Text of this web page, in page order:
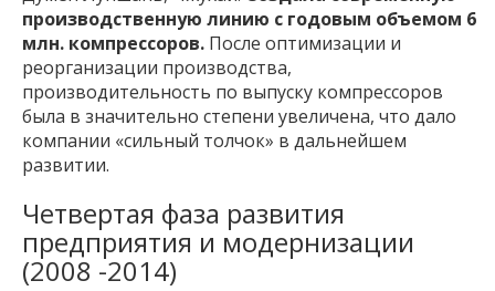
производственную линию с годовым объемом 6
млн. компрессоров. После оптимизации и
реорганизации производства,
производительность по выпуску компрессоров
была в значительно степени увеличена, что дало
компании «сильный толчок» в дальнейшем
развитии.
Четвертая фаза развития
предприятия и модернизации
(2008 -2014)